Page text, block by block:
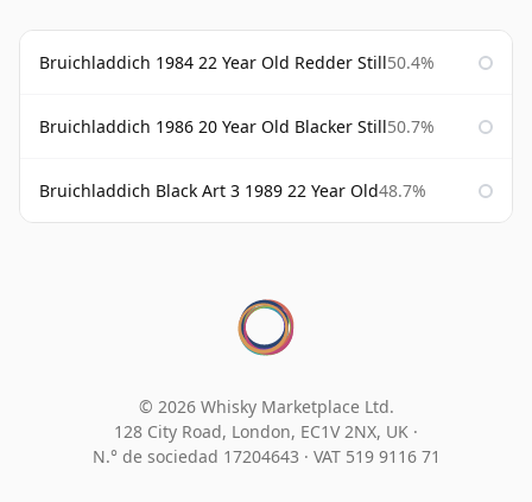
Bruichladdich 1984 22 Year Old Redder Still50.4%
Bruichladdich 1986 20 Year Old Blacker Still50.7%
Bruichladdich Black Art 3 1989 22 Year Old48.7%
© 2026 Whisky Marketplace Ltd.
128 City Road, London, EC1V 2NX, UK ·
N.° de sociedad 17204643 · VAT 519 9116 71